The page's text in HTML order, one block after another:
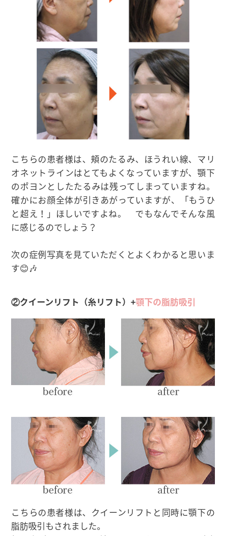
こちらの患者様は、頬のたるみ、ほうれい線、マリ
オネットラインはとてもよくなっていますが、顎下
のポヨンとしたたるみは残ってしまっていますね。
確かにお顔全体が引きあがっていますが、「もうひ
と超え！」ほしいですよね。 でもなんでそんな風
に感じるのでしょう？
次の症例写真を見ていただくとよくわかると思いま
す😊🎶
②クイーンリフト（糸リフト）+顎下の脂肪吸引
こちらの患者様は、クイーンリフトと同時に顎下の
脂肪吸引もされました。